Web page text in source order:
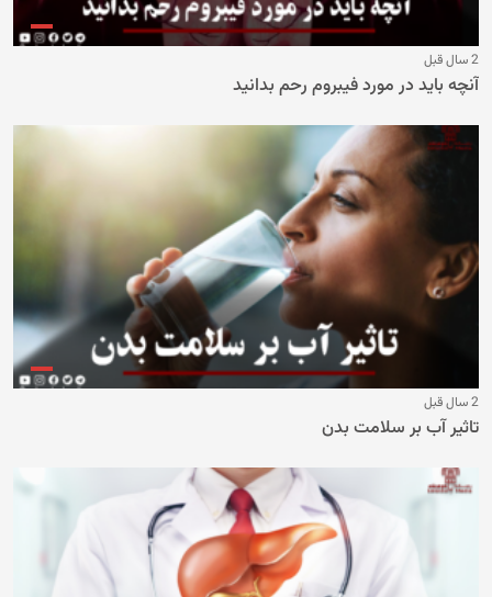
2 سال قبل
آنچه باید در مورد فیبروم رحم بدانید
2 سال قبل
تاثیر آب بر سلامت بدن